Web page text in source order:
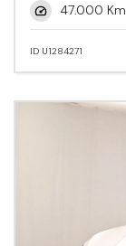
47.000 Km
ID U1284271